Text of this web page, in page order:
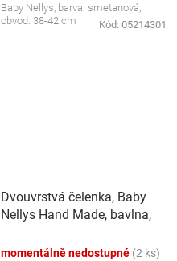
Baby Nellys, barva: smetanová,
obvod: 38-42 cm
Kód: 05214301
Dvouvrstvá čelenka, Baby
Nellys Hand Made, bavlna,
růžová, 80/98
momentálně nedostupné (2 ks)